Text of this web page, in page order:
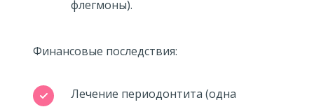
флегмоны).
Финансовые последствия:
Лечение периодонтита (одна